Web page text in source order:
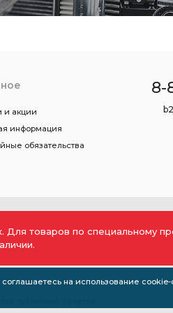
и акции
информация
обязательства
8-
Для товаров по специальному
на использование cookie-